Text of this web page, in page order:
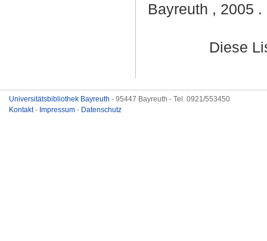
Bayreuth , 2005
Diese
Universitätsbibliothek Bayreuth - 95447 Bayreuth - Tel. 0921/553450
Kontakt- Impressum - Datenschutz